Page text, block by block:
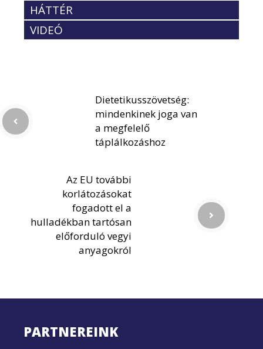
HÁTTÉR
VIDEÓ
Dietetikusszövetség:
mindenkinek joga van
a megfelelő
táplálkozáshoz
Az EU további
korlátozásokat
fogadott el a
hulladékban tartósan
előforduló vegyi
anyagokról
PARTNEREINK